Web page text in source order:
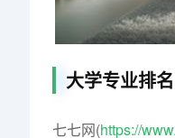
大学专业排名
七七网(https://